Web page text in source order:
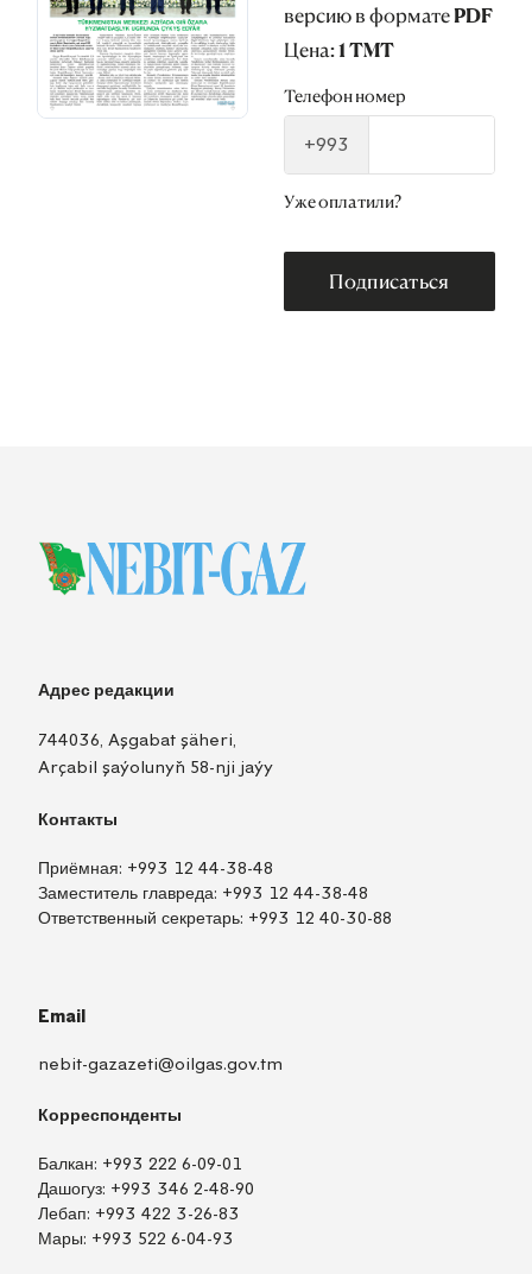
версию в формате PDF
Цена: 1 TMT
Телефон номер
+993
Уже оплатили?
Подписаться
Адрес редакции
744036, Aşgabat şäheri,
Arçabil şaýolunyň 58-nji jaýy
Контакты
Приёмная: +993 12 44-38-48
Заместитель главреда: +993 12 44-38-48
Ответственный секретарь: +993 12 40-30-88
Email
nebit-gazazeti@oilgas.gov.tm
Корреспонденты
Балкан: +993 222 6-09-01
Дашогуз: +993 346 2-48-90
Лебап: +993 422 3-26-83
Мары: +993 522 6-04-93